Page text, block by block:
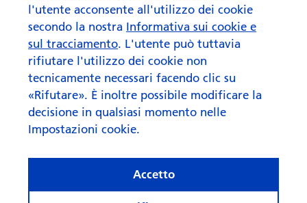
l'utente acconsente all'utilizzo dei cookie
secondo la nostra Informativa sui cookie e
sul tracciamento. L'utente può tuttavia
rifiutare l'utilizzo dei cookie non
tecnicamente necessari facendo clic su
«Rifutare». È inoltre possibile modificare la
decisione in qualsiasi momento nelle
Impostazioni cookie.
Accetto